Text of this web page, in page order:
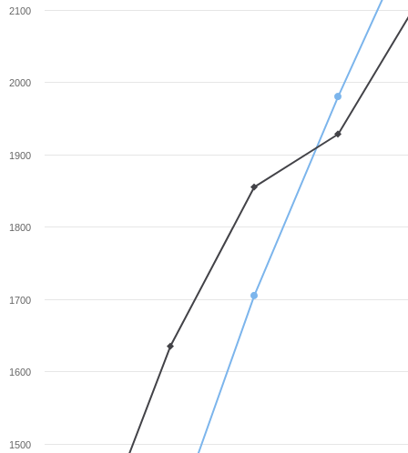
1600
1800
2000
1500
1700
1900
2100